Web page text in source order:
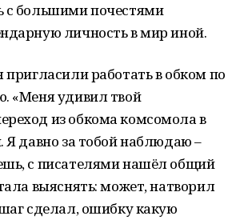
с большими почестями
личность в мир иной.
пригласили работать в обком по
«Меня удивил твой
из обкома комсомола в
Я давно за тобой наблюдаю –
с писателями нашёл общий
выяснять: может, натворил
сделал, ошибку какую